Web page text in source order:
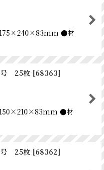
●材
号 25枚 [68363]
●材
号 25枚 [68362]